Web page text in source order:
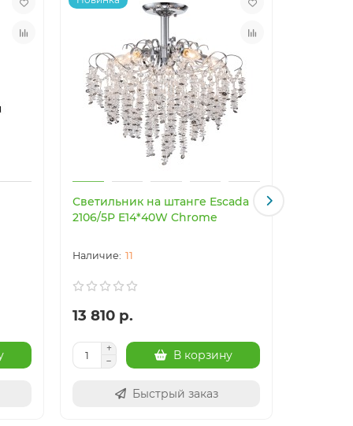
Светильник на штанге Escada
2106/5P E14*40W Chrome
11
13 810 р.
В корзину
Быстрый заказ